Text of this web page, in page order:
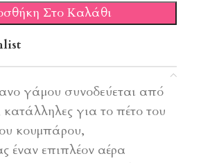
Στο Καλάθι
γάμου συνοδεύεται από
κατάλληλες για το πέτο του
κουμπάρου,
έναν επιπλέον αέρα